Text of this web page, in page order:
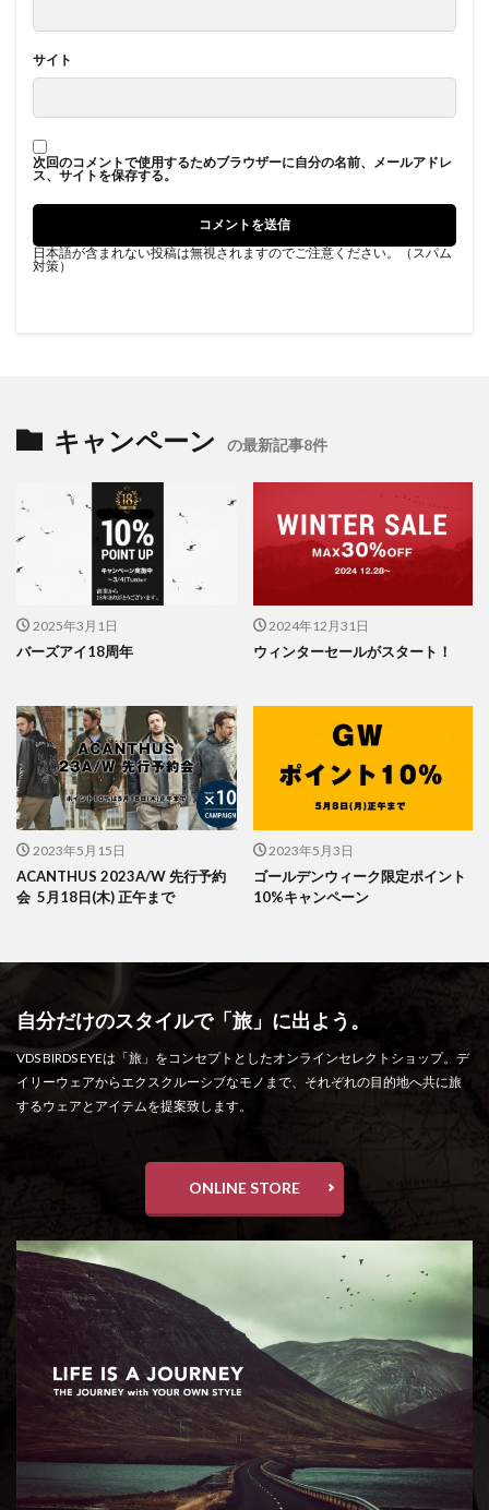
サイト
次回のコメントで使用するためブラウザーに自分の名前、メールアドレ
ス、サイトを保存する。
日本語が含まれない投稿は無視されますのでご注意ください。（スパム
対策）
キャンペーン の最新記事8件
2025年3月1日
バーズアイ18周年
2024年12月31日
ウィンターセールがスタート！
2023年5月15日
ACANTHUS 2023A/W 先行予約
会 5月18日(木) 正午まで
2023年5月3日
ゴールデンウィーク限定ポイント
10%キャンペーン
自分だけのスタイルで「旅」に出よう。
VDS BIRDS EYEは「旅」をコンセプトとしたオンラインセレクトショップ。デ
イリーウェアからエクスクルーシブなモノまで、それぞれの目的地へ共に旅
するウェアとアイテムを提案致します。
ONLINE STORE